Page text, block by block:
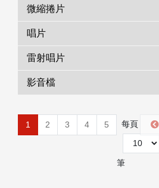
微縮捲片
唱片
雷射唱片
影音檔
1 2 3 4 5 每頁
筆